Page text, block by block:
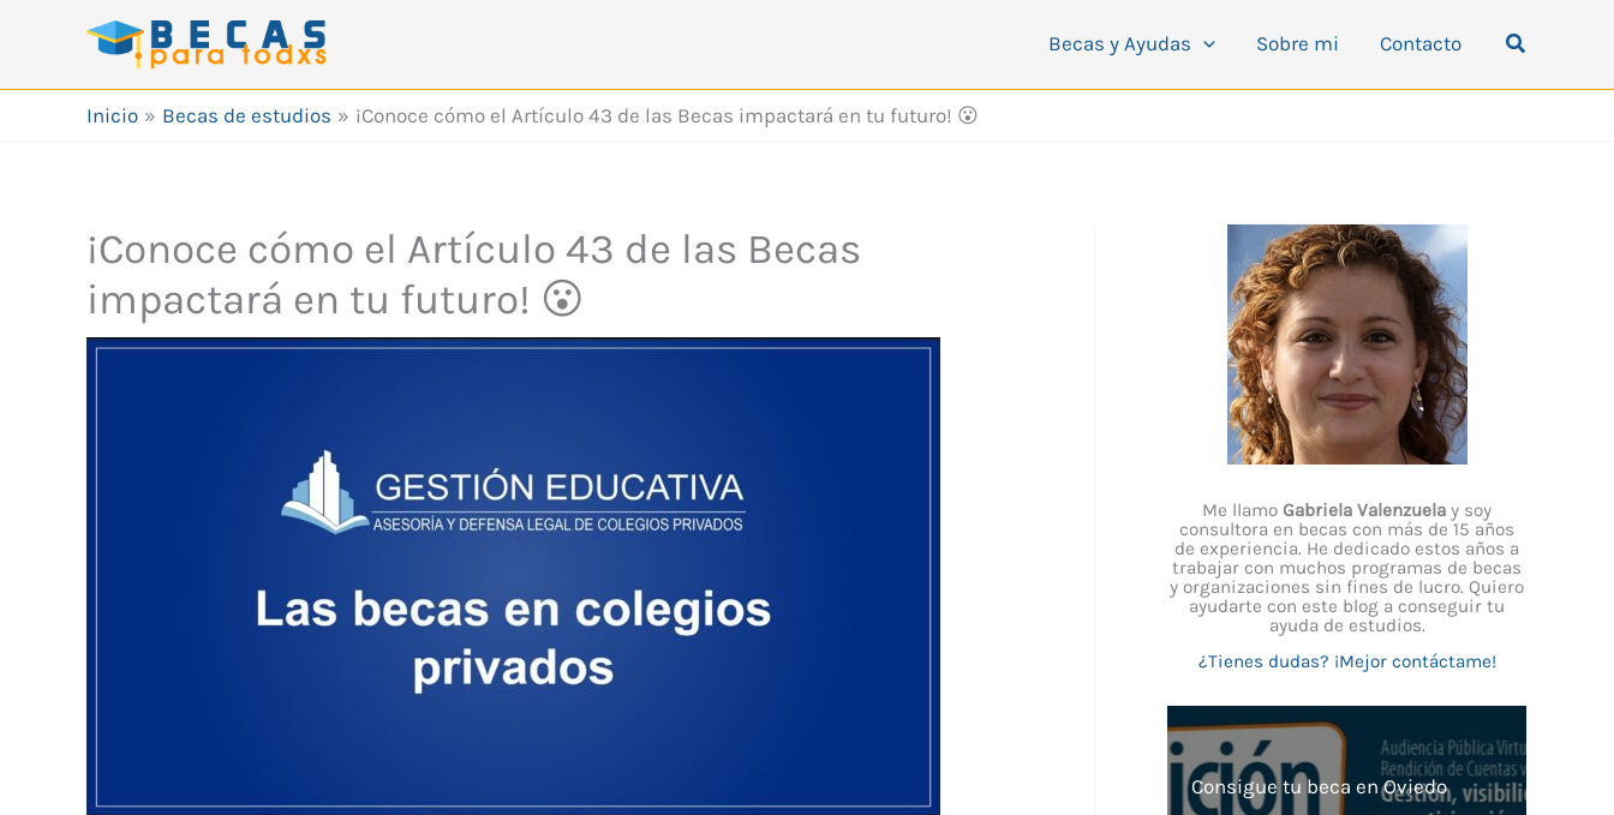
Becas y Ayudas Sobre mi Contacto Buscar
Inicio Becas de estudios ¡Conoce cómo el Artículo 43 de las Becas impactará en tu futuro! 😮
¡Conoce cómo el Artículo 43 de las Becas
impactará en tu futuro! 😮
Me llamo Gabriela Valenzuela y soy
consultora en becas con más de 15 años
de experiencia. He dedicado estos años a
trabajar con muchos programas de becas
y organizaciones sin fines de lucro. Quiero
ayudarte con este blog a conseguir tu
ayuda de estudios.
¿Tienes dudas? ¡Mejor contáctame!
Consigue tu beca en Oviedo